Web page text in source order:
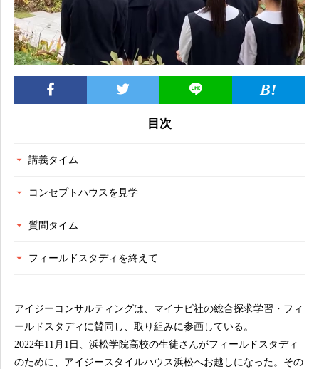
目次
講義タイム
コンセプトハウスを見学
質問タイム
フィールドスタディを終えて
アイジーコンサルティングは、マイナビ社の総合探求学習・フィ
ールドスタディに賛同し、取り組みに参画している。
2022年11月1日、浜松学院高校の生徒さんがフィールドスタディ
のために、アイジースタイルハウス浜松へお越しになった。その